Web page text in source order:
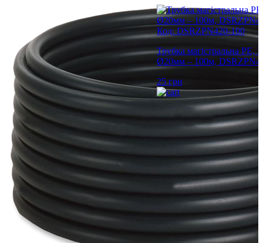
Код: DSRZPN420-100
Трубка магістральна PE,
Ø20мм – 100м,
25грн